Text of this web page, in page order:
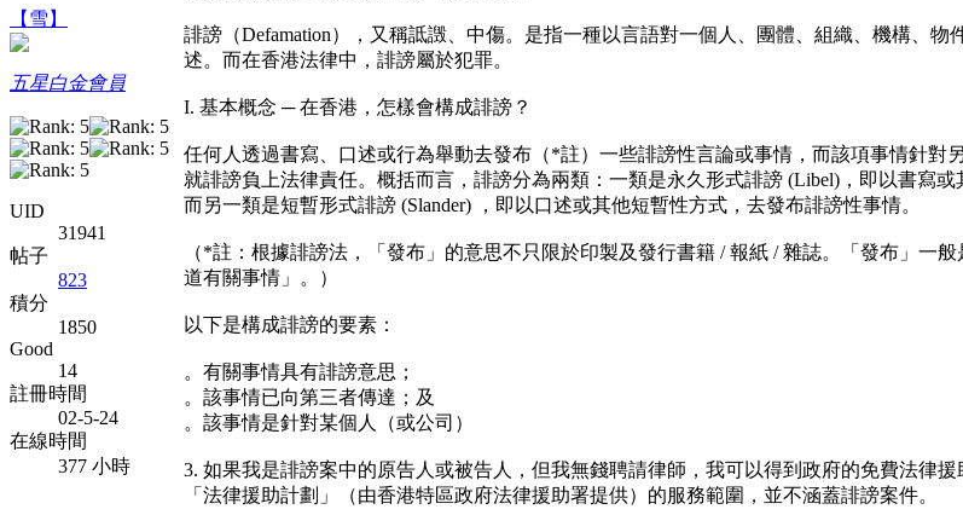
【雪】
五星白金會員
UID
31941
帖子
823
積分
1850
Good
14
註冊時間
02-5-24
在線時間
377 小時
誹謗（Defamation），又稱詆譭、中傷。是指一種以言語對一個人、團體、組織、機構、
述。而在香港法律中，誹謗屬於犯罪。
I. 基本概念 ─ 在香港，怎樣會構成誹謗？
任何人透過書寫、口述或行為舉動去發布（*註）一些誹謗性言論或事情，而該項事情針對
就誹謗負上法律責任。概括而言，誹謗分為兩類：一類是永久形式誹謗 (Libel)，即以書寫或
而另一類是短暫形式誹謗 (Slander) ，即以口述或其他短暫性方式，去發布誹謗性事情。
（*註：根據誹謗法，「發布」的意思不只限於印製及發行書籍 / 報紙 / 雜誌。「發布」一
道有關事情」。）
以下是構成誹謗的要素：
。有關事情具有誹謗意思；
。該事情已向第三者傳達；及
。該事情是針對某個人（或公司）
3. 如果我是誹謗案中的原告人或被告人，但我無錢聘請律師，我可以得到政府的免費法律援
「法律援助計劃」（由香港特區政府法律援助署提供）的服務範圍，並不涵蓋誹謗案件。